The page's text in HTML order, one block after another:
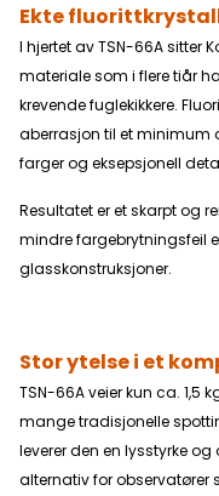
spottingscopet. NØKKELDATA • 66 mm objektiv med
ekte fluorittkrystall • Eksepsjonell fargekorreksjon og høy
kontrast • Kompakt og lett konstruksjon på ca. 1,5 kg
• Robust hus i magnesiumlegering •
• Presis dobbel fokusering med hurtig- og finfokus • KR-
belegg som avviser vann,
uttrekkbar solskjerm • 72 mm filtergjenge • Kompatibel
med Kowas Prominar-okularer
(45°) for komfortabel observasjon
60x Objektivdiameter 66 mm Utgangspupill 2.6-1.1 mm
Innsyn Vinklet Synsfelt på 1000 m 42-23 m
Nærgrense 3.5 m Øyeavstand 17 mm
Lysgjennomgang Ikke oppgitt Vanntett Ja
Frontdeksel Ja Renseutstyr Linseklut
Utarbeidet av
Ekte
I hjertet av TSN-66A sitter
materiale som i flere tiår
krevende fuglekikkere.
aberrasjon til et minimum
farger og eksepsjonell
Resultatet er et skarpt og
mindre fargebrytningsfeil
glasskonstruksjoner.
Stor ytelse i et
TSN-66A veier kun ca. 1,5
mange tradisjonelle
leverer den en lysstyrke
alternativ for observatører